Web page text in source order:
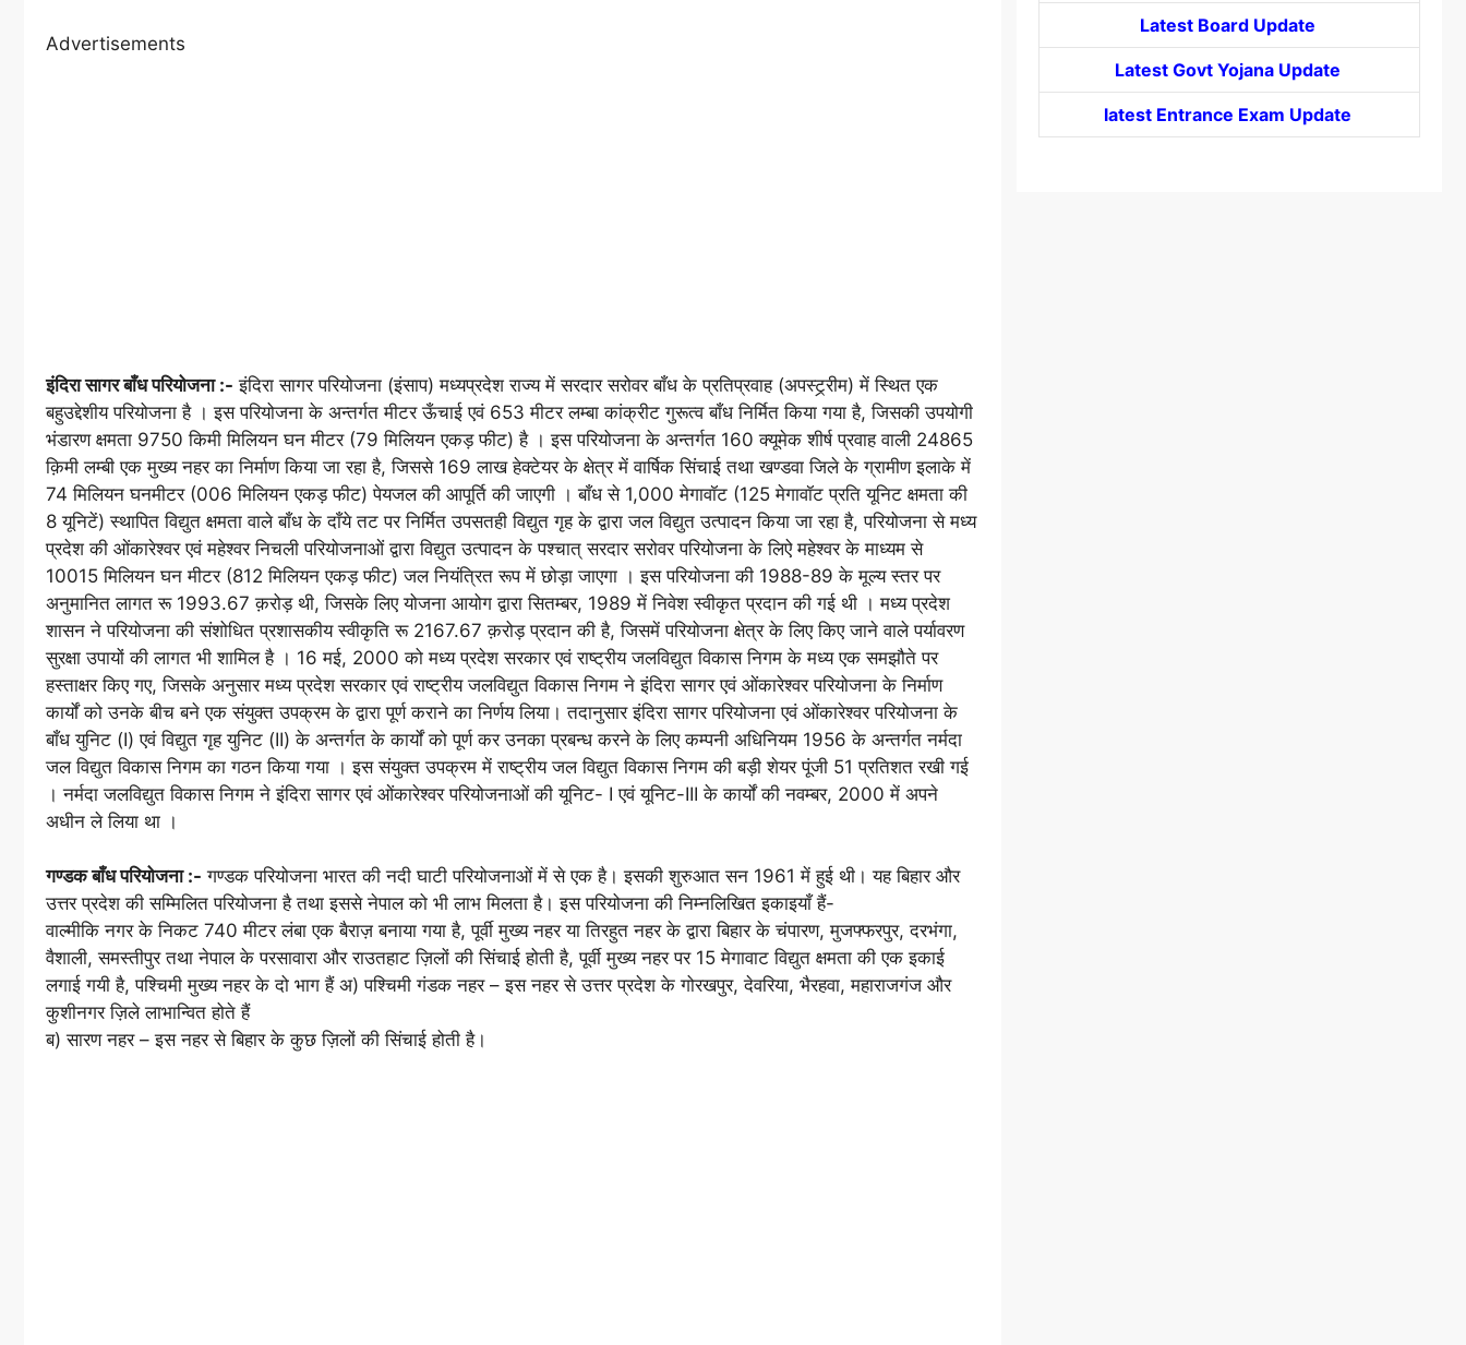
Advertisements
इंदिरा सागर बाँध परियोजना :- इंदिरा सागर परियोजना (इंसाप) मध्यप्रदेश राज्य में सरदार सरोवर बाँध के प्रतिप्रवाह (अपस्ट्र्रीम) में स्थित एक
बहुउद्देशीय परियोजना है । इस परियोजना के अन्तर्गत मीटर ऊँचाई एवं 653 मीटर लम्बा कांक्रीट गुरूत्व बाँध निर्मित किया गया है, जिसकी उपयोगी
भंडारण क्षमता 9750 किमी मिलियन घन मीटर (79 मिलियन एकड़ फीट) है । इस परियोजना के अन्तर्गत 160 क्यूमेक शीर्ष प्रवाह वाली 24865
क़िमी लम्बी एक मुख्य नहर का निर्माण किया जा रहा है, जिससे 169 लाख हेक्टेयर के क्षेत्र में वार्षिक सिंचाई तथा खण्डवा जिले के ग्रामीण इलाके में
74 मिलियन घनमीटर (006 मिलियन एकड़ फीट) पेयजल की आपूर्ति की जाएगी । बाँध से 1,000 मेगावॉट (125 मेगावॉट प्रति यूनिट क्षमता की
8 यूनिटें) स्थापित विद्युत क्षमता वाले बाँध के दाँये तट पर निर्मित उपसतही विद्युत गृह के द्वारा जल विद्युत उत्पादन किया जा रहा है, परियोजना से मध्य
प्रदेश की ओंकारेश्वर एवं महेश्वर निचली परियोजनाओं द्वारा विद्युत उत्पादन के पश्चात् सरदार सरोवर परियोजना के लिऐ महेश्वर के माध्यम से
10015 मिलियन घन मीटर (812 मिलियन एकड़ फीट) जल नियंत्रित रूप में छोड़ा जाएगा । इस परियोजना की 1988-89 के मूल्य स्तर पर
अनुमानित लागत रू 1993.67 क़रोड़ थी, जिसके लिए योजना आयोग द्वारा सितम्बर, 1989 में निवेश स्वीकृत प्रदान की गई थी । मध्य प्रदेश
शासन ने परियोजना की संशोधित प्रशासकीय स्वीकृति रू 2167.67 क़रोड़ प्रदान की है, जिसमें परियोजना क्षेत्र के लिए किए जाने वाले पर्यावरण
सुरक्षा उपायों की लागत भी शामिल है । 16 मई, 2000 को मध्य प्रदेश सरकार एवं राष्ट्रीय जलविद्युत विकास निगम के मध्य एक समझौते पर
हस्ताक्षर किए गए, जिसके अनुसार मध्य प्रदेश सरकार एवं राष्ट्रीय जलविद्युत विकास निगम ने इंदिरा सागर एवं ओंकारेश्वर परियोजना के निर्माण
कार्यों को उनके बीच बने एक संयुक्त उपक्रम के द्वारा पूर्ण कराने का निर्णय लिया। तदानुसार इंदिरा सागर परियोजना एवं ओंकारेश्वर परियोजना के
बाँध युनिट (I) एवं विद्युत गृह युनिट (II) के अन्तर्गत के कार्यों को पूर्ण कर उनका प्रबन्ध करने के लिए कम्पनी अधिनियम 1956 के अन्तर्गत नर्मदा
जल विद्युत विकास निगम का गठन किया गया । इस संयुक्त उपक्रम में राष्ट्रीय जल विद्युत विकास निगम की बड़ी शेयर पूंजी 51 प्रतिशत रखी गई
। नर्मदा जलविद्युत विकास निगम ने इंदिरा सागर एवं ओंकारेश्वर परियोजनाओं की यूनिट- I एवं यूनिट-III के कार्यों की नवम्बर, 2000 में अपने
अधीन ले लिया था ।
गण्डक बाँध परियोजना :- गण्डक परियोजना भारत की नदी घाटी परियोजनाओं में से एक है। इसकी शुरुआत सन 1961 में हुई थी। यह बिहार और
उत्तर प्रदेश की सम्मिलित परियोजना है तथा इससे नेपाल को भी लाभ मिलता है। इस परियोजना की निम्नलिखित इकाइयाँ हैं-
वाल्मीकि नगर के निकट 740 मीटर लंबा एक बैराज़ बनाया गया है, पूर्वी मुख्य नहर या तिरहुत नहर के द्वारा बिहार के चंपारण, मुजफ्फरपुर, दरभंगा,
वैशाली, समस्तीपुर तथा नेपाल के परसावारा और राउतहाट ज़िलों की सिंचाई होती है, पूर्वी मुख्य नहर पर 15 मेगावाट विद्युत क्षमता की एक इकाई
लगाई गयी है, पश्चिमी मुख्य नहर के दो भाग हैं अ) पश्चिमी गंडक नहर – इस नहर से उत्तर प्रदेश के गोरखपुर, देवरिया, भैरहवा, महाराजगंज और
कुशीनगर ज़िले लाभान्वित होते हैं
ब) सारण नहर – इस नहर से बिहार के कुछ ज़िलों की सिंचाई होती है।
Latest Board Update
Latest Govt YojanaUpdate
latest Entrance Exam Update